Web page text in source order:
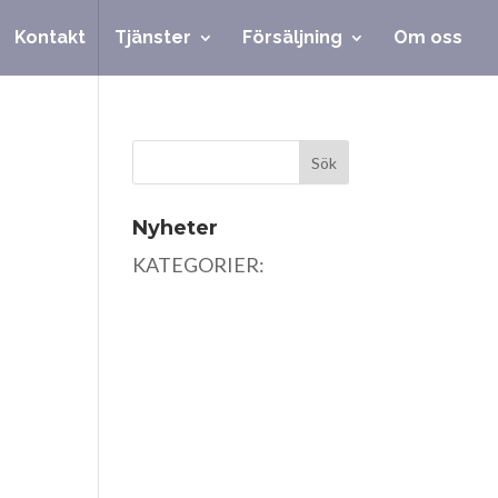
Kontakt Tjänster Försäljning Om oss
Nyheter
KATEGORIER: